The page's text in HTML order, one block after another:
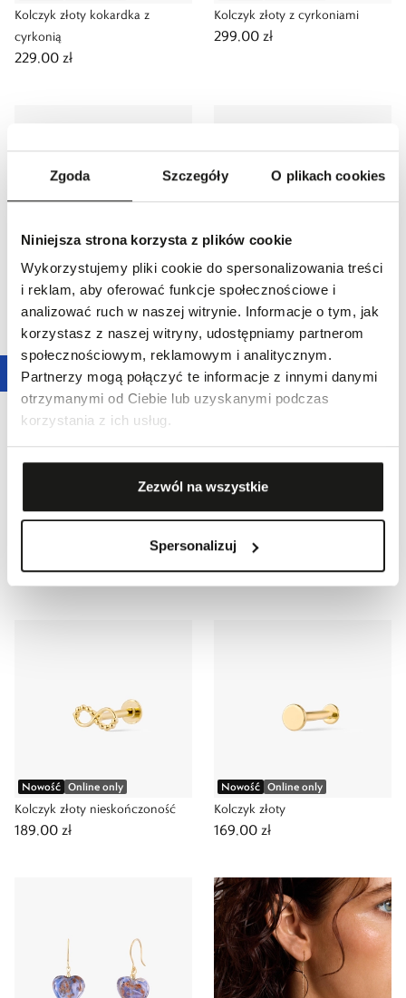
Zgoda Szczegóły O plikach cookies
Niniejsza strona korzysta z plików cookie
Wykorzystujemy pliki cookie do spersonalizowania treści
i reklam, aby oferować funkcje społecznościowe i
analizować ruch w naszej witrynie. Informacje o tym, jak
korzystasz z naszej witryny, udostępniamy partnerom
społecznościowym, reklamowym i analitycznym.
Partnerzy mogą połączyć te informacje z innymi danymi
otrzymanymi od Ciebie lub uzyskanymi podczas
korzystania z ich usług.
Zezwól na wszystkie
Spersonalizuj
Kolczyk złoty kokardka z
cyrkonią
229,00 zł
Kolczyk złoty z cyrkoniami
299,00 zł
Nowość Online only
Kolczyk złoty kulka
229,00 zł
Nowość Online only
Kolczyk złoty serce
319,00 zł
349,00 zł
Kolczyk złoty łezka
229,00 zł
Nowość Online only
Kolczyk złoty nieskończoność
189,00 zł
Nowość Online only
Kolczyk złoty
169,00 zł